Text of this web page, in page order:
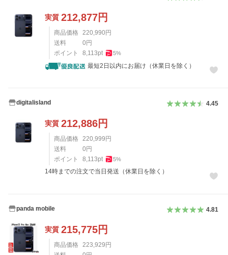
実質 212,877円
商品価格 220,990 円
送料
0 円
ポイント
8,113pt 5%
最短2日以内にお届け（休業日を除く）
digitalisland 4.45
実質 212,886円
商品価格 220,999 円
送料
0 円
ポイント
8,113pt 5%
14時までの注文で当日発送（休業日を除く）
panda mobile 4.81
実質 215,775円
商品価格 223,929 円